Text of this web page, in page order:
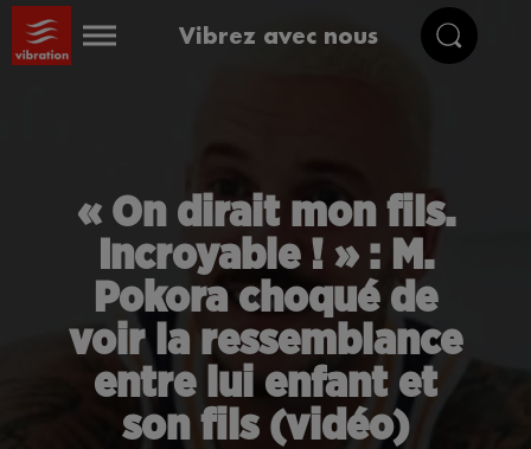
Vibrez avec nous
« On dirait mon fils.
Incroyable ! » : M.
Pokora choqué de
voir la ressemblance
entre lui enfant et
son fils (vidéo)